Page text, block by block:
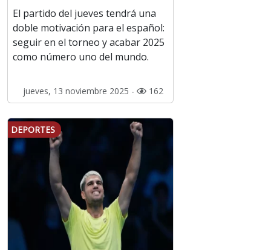
El partido del jueves tendrá una
doble motivación para el español:
seguir en el torneo y acabar 2025
como número uno del mundo.
jueves, 13 noviembre 2025 - 162
DEPORTES